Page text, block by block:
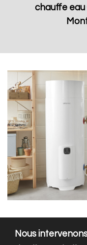
chauffe
Nous